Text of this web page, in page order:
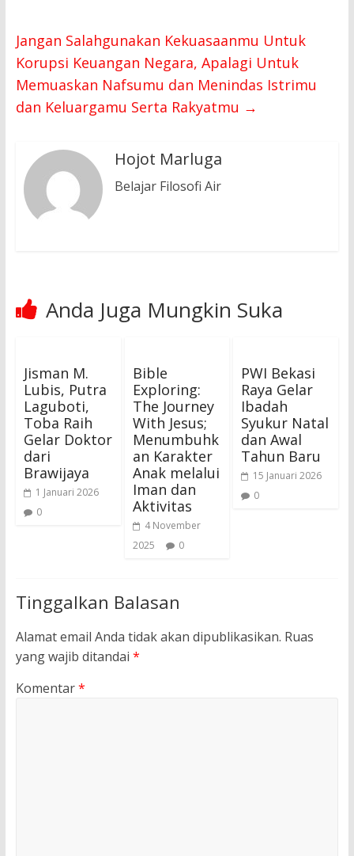
Jangan Salahgunakan Kekuasaanmu Untuk
Korupsi Keuangan Negara, Apalagi Untuk
Memuaskan Nafsumu dan Menindas Istrimu
dan Keluargamu Serta Rakyatmu →
Hojot Marluga
Belajar Filosofi Air
Anda Juga Mungkin Suka
Jisman M.
Lubis, Putra
Laguboti,
Toba Raih
Gelar Doktor
dari
Brawijaya
1 Januari 2026
0
Bible
Exploring:
The Journey
With Jesus;
Menumbuhk
an Karakter
Anak melalui
Iman dan
Aktivitas
4 November
2025
0
PWI Bekasi
Raya Gelar
Ibadah
Syukur Natal
dan Awal
Tahun Baru
15 Januari 2026
0
Tinggalkan Balasan
Alamat email Anda tidak akan dipublikasikan. Ruas
yang wajib ditandai *
Komentar*